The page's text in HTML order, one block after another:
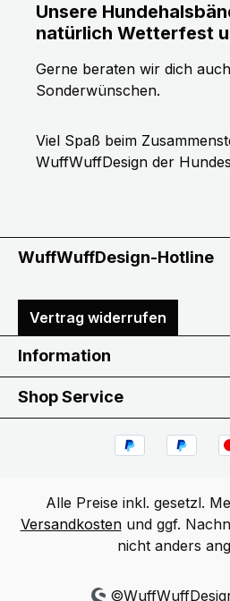
Unsere
natürlich Wetterfest
Gerne beraten wir dich
Sonderwünschen.
Viel Spaß beim
WuffWuffDesign der
WuffWuffDesign-Hotline
Vertrag widerrufen
Information
Shop Service
Alle Preise inkl. gesetzl.
Versandkostenund ggf.
nicht anders